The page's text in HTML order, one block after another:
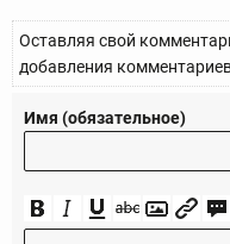
Оставляя свой
добавления
Имя (обязательное)